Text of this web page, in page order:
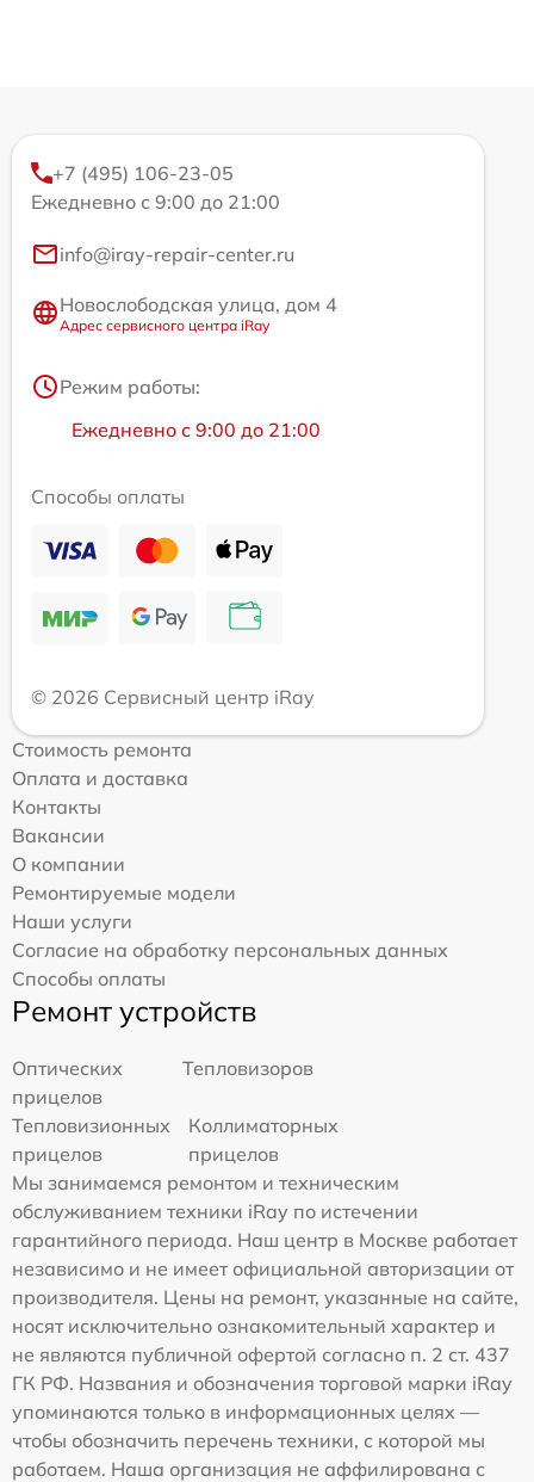
+7 (495) 106-23-05
Ежедневно с 9:00 до 21:00
info@iray-repair-center.ru
Новослободская улица, дом 4
Адрес сервисного центра iRay
Режим работы:
Ежедневно с 9:00 до 21:00
Способы оплаты
© 2026 Сервисный центр iRay
Стоимость ремонта
Оплата и доставка
Контакты
Вакансии
О компании
Ремонтируемые модели
Наши услуги
Согласие на обработку персональных данных
Способы оплаты
Ремонт устройств
Оптических
прицелов
Тепловизоров
Тепловизионных
прицелов
Коллиматорных
прицелов
Мы занимаемся ремонтом и техническим
обслуживанием техники iRay по истечении
гарантийного периода. Наш центр в Москве работает
независимо и не имеет официальной авторизации от
производителя. Цены на ремонт, указанные на сайте,
носят исключительно ознакомительный характер и
не являются публичной офертой согласно п. 2 ст. 437
ГК РФ. Названия и обозначения торговой марки iRay
упоминаются только в информационных целях —
чтобы обозначить перечень техники, с которой мы
работаем. Наша организация не аффилирована с